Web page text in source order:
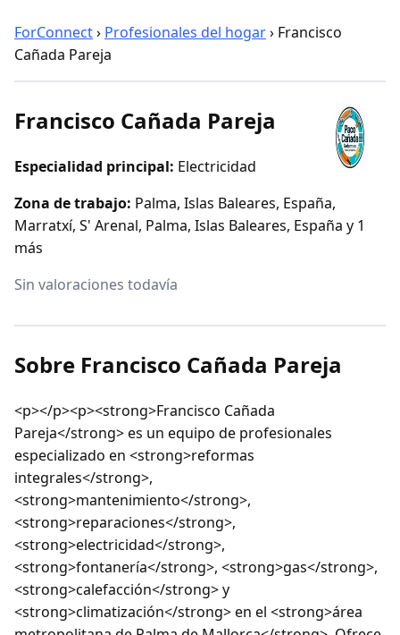
ForConnect› Profesionales del hogar› Francisco
Cañada Pareja
Francisco Cañada Pareja
Especialidad principal: Electricidad
Zona de trabajo: Palma, Islas Baleares, España,
Marratxí, S' Arenal, Palma, Islas Baleares, España y 1
más
Sin valoraciones todavía
Sobre Francisco Cañada Pareja
<p></p><p><strong>Francisco Cañada
Pareja</strong> es un equipo de profesionales
especializado en <strong>reformas
integrales</strong>,
<strong>mantenimiento</strong>,
<strong>reparaciones</strong>,
<strong>electricidad</strong>,
<strong>fontanería</strong>, <strong>gas</strong>,
<strong>calefacción</strong> y
<strong>climatización</strong> en el <strong>área